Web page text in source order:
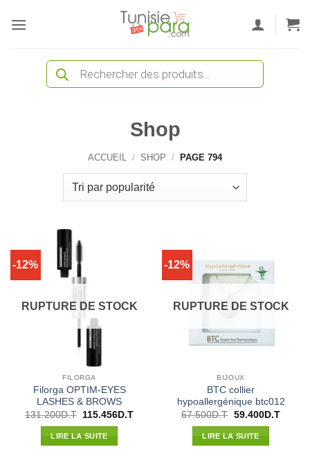
Recherche
produits
Shop
ACCUEIL / SHOP / PAGE 794
-12%
RUPTURE DE STOCK
FILORGA
Filorga OPTIM-EYES
LASHES & BROWS
131.200D.T
Le
initial
était :
115.456D.TLe
LIRE LA SUITE
-12%
RUPTURE DE STOCK
BIJOUX
BTC collier
hypoallergénique btc012
67.500D.T Le
initial
était :
59.400D.TLe
LIRE LA SUITE